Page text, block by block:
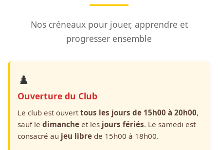
Nos créneaux pour jouer, apprendre et
progresser ensemble
♟️
Ouverture du Club
Le club est ouvert tous les jours de 15h00 à 20h00,
sauf le dimanche et les jours fériés. Le samedi est
consacré au jeu libre de 15h00 à 18h00.